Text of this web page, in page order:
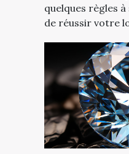
quelques règles
de réussir votre